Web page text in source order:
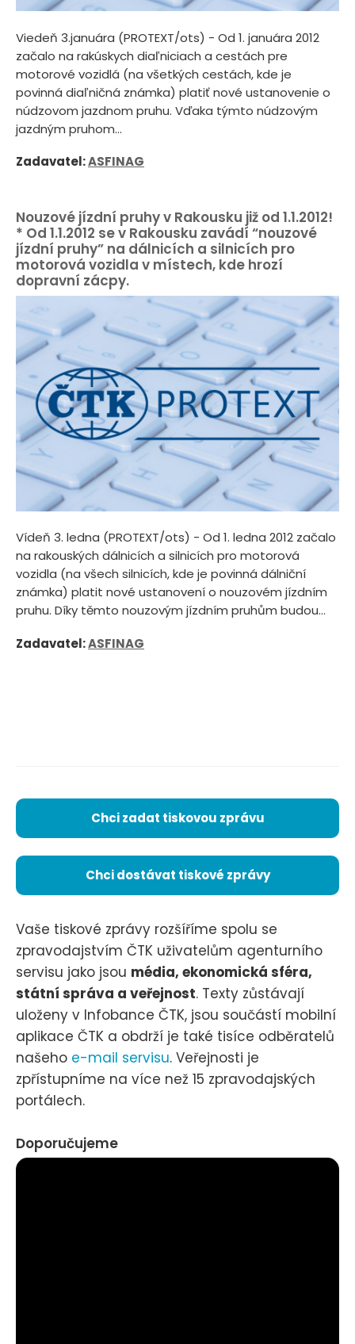
Viedeň 3.januára (PROTEXT/ots) - Od 1. januára 2012
začalo na rakúskych diaľniciach a cestách pre
motorové vozidlá (na všetkých cestách, kde je
povinná diaľničná známka) platiť nové ustanovenie o
núdzovom jazdnom pruhu. Vďaka týmto núdzovým
jazdným pruhom...
Zadavatel:ASFINAG
Nouzové jízdní pruhy v Rakousku již od 1.1.2012!
* Od 1.1.2012 se v Rakousku zavádí “nouzové
jízdní pruhy” na dálnicích a silnicích pro
motorová vozidla v místech, kde hrozí
dopravní zácpy.
Vídeň 3. ledna (PROTEXT/ots) - Od 1. ledna 2012 začalo
na rakouských dálnicích a silnicích pro motorová
vozidla (na všech silnicích, kde je povinná dálniční
známka) platit nové ustanovení o nouzovém jízdním
pruhu. Díky těmto nouzovým jízdním pruhům budou...
Zadavatel:ASFINAG
Chci zadat tiskovou zprávu
Chci dostávat tiskové zprávy
Vaše tiskové zprávy rozšíříme spolu se
zpravodajstvím ČTK uživatelům agenturního
servisu jako jsou média, ekonomická sféra,
státní správa a veřejnost. Texty zůstávají
uloženy v Infobance ČTK, jsou součástí mobilní
aplikace ČTK a obdrží je také tisíce odběratelů
našeho e-mail servisu. Veřejnosti je
zpřístupníme na více než 15 zpravodajských
portálech.
Doporučujeme